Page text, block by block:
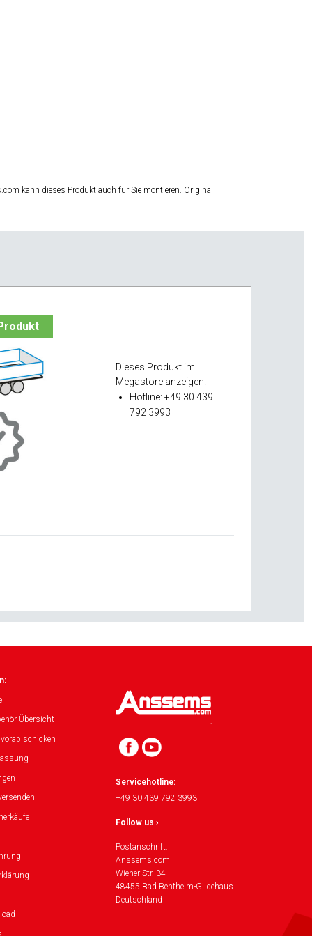
kann dieses Produkt auch für Sie montieren. Original
Dieses Produkt im
Megastore anzeigen.
Hotline: +49 30 439
792 3993
Übersicht
schicken
Servicehotline:
+49 30 439 792 3993
Follow us ›
Postanschrift:
Anssems.com
Wiener Str. 34
48455 Bad Bentheim-Gildehaus
Deutschland